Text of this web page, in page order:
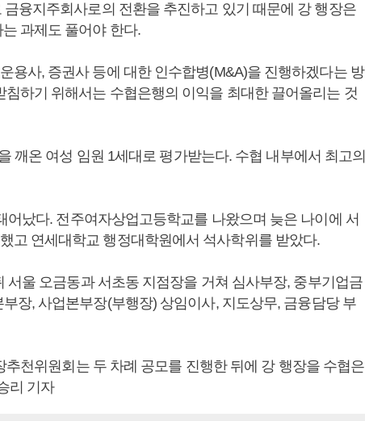
융지주회사로의 전환을 추진하고 있기 때문에 강 행장은
과제도 풀어야 한다.
용사, 증권사 등에 대한 인수합병(M&A)을 진행하겠다는 방
하기 위해서는 수협은행의 이익을 최대한 끌어올리는 것
깨온 여성 임원 1세대로 평가받는다. 수협 내부에서 최고의
어났다. 전주여자상업고등학교를 나왔으며 늦은 나이에 서
고 연세대학교 행정대학원에서 석사학위를 받았다.
서울 오금동과 서초동 지점장을 거쳐 심사부장, 중부기업금
장, 사업본부장(부행장) 상임이사, 지도상무, 금융담당 부
추천위원회는 두 차례 공모를 진행한 뒤에 강 행장을 수협은
리 기자